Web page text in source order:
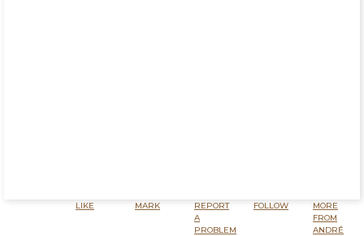
LIKE MARK
REPORT
A
PROBLEM
FOLLOW
MORE
FROM
ANDRÉ